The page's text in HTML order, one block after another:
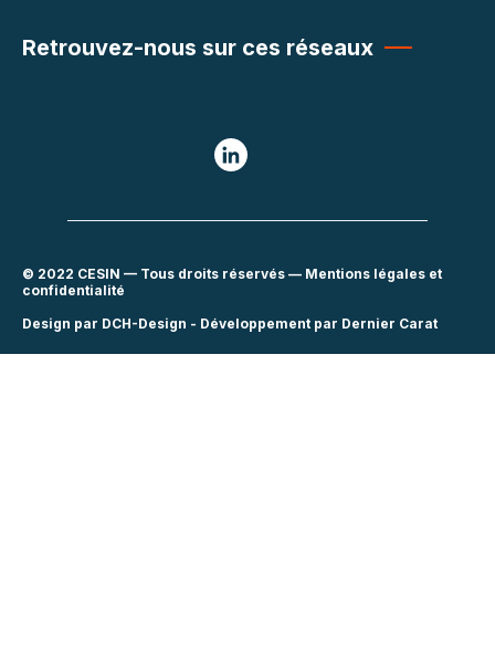
Retrouvez-nous sur ces réseaux
© 2022 CESIN — Tous droits réservés — Mentions légales et
confidentialité
Design par DCH-Design - Développement par Dernier Carat